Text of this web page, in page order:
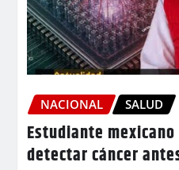
NACIONAL SALUD
Estudiante
detectar cáncer